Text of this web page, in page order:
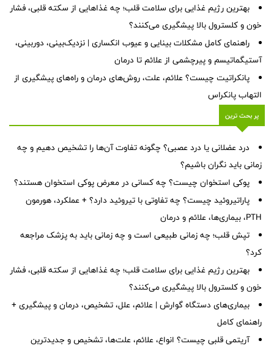
بهترین رژیم غذایی برای سلامت قلب؛ چه غذاهایی از سکته قلبی، فشار
خون و کلسترول بالا پیشگیری می‌کنند؟
راهنمای کامل مشکلات بینایی و عیوب انکساری | نزدیک‌بینی، دوربینی،
آستیگماتیسم و پیرچشمی از علائم تا درمان
پانکراتیت چیست؟ علائم، علت، روش‌های درمان و راه‌های پیشگیری از
التهاب پانکراس
پر بحث ترین
درد عضلانی یا درد عصبی؟ چگونه تفاوت آن‌ها را تشخیص دهیم و چه
زمانی باید نگران باشیم؟
پوکی استخوان چیست؟ چه کسانی در معرض پوکی استخوان هستند؟
پاراتیروئید چیست؟ چه تفاوتی با تیروئید دارد؟ + عملکرد، هورمون
PTH، بیماری‌ها، علائم و درمان
تپش قلب؛ چه زمانی طبیعی است و چه زمانی باید به پزشک مراجعه
کرد؟
بهترین رژیم غذایی برای سلامت قلب؛ چه غذاهایی از سکته قلبی، فشار
خون و کلسترول بالا پیشگیری می‌کنند؟
بیماری‌های دستگاه گوارش | علائم، علل، تشخیص، درمان و پیشگیری +
راهنمای کامل
آریتمی قلبی چیست؟ انواع، علائم، علت‌ها، تشخیص و جدیدترین